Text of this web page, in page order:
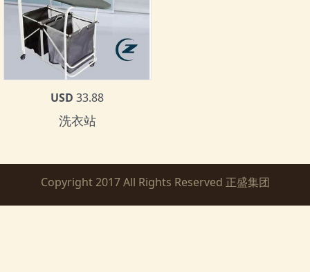
USD 33.88
洗衣站
Copyright 2017 All Rights Reserved 正盛集团